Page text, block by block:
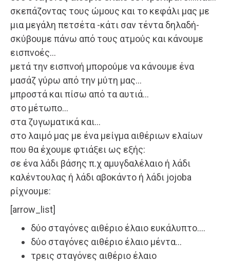
σκεπάζοντας τους ώμους και το κεφάλι μας με
μια μεγάλη πετσέτα -κάτι σαν τέντα δηλαδή-
σκύβουμε πάνω από τους ατμούς και κάνουμε
εισπνοές…
μετά την εισπνοή μπορούμε να κάνουμε ένα
μασάζ γύρω από την μύτη μας…
μπροστά και πίσω από τα αυτιά…
στο μέτωπο…
στα ζυγωματικά και…
στο λαιμό μας με ένα μείγμα αιθέριων ελαίων
που θα έχουμε φτιάξει ως εξής:
σε ένα λάδι βάσης π.χ αμυγδαλέλαιο ή λάδι
καλέντουλας ή λάδι αβοκάντο ή λάδι jojoba
ρίχνουμε:
[arrow_list]
δύο σταγόνες αιθέριο έλαιο ευκάλυπτο….
δύο σταγόνες αιθέριο έλαιο μέντα…
τρεις σταγόνες αιθέριο έλαιο